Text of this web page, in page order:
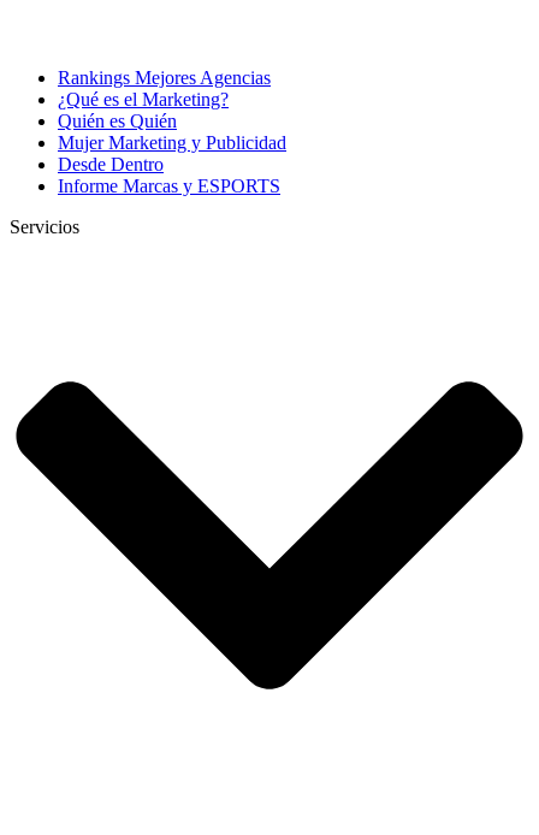
Rankings Mejores Agencias
¿Qué es el Marketing?
Quién es Quién
Mujer Marketing y Publicidad
Desde Dentro
Informe Marcas y ESPORTS
Servicios